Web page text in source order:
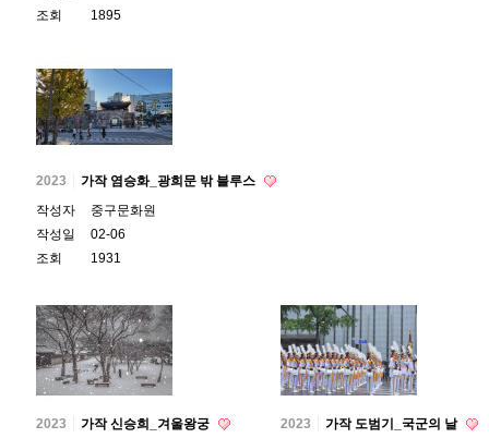
조회
1895
2023
가작 염승화_광희문 밖 블루스
작성자
중구문화원
작성일
02-06
조회
1931
2023
가작 신승희_겨울왕궁
2023
가작 도범기_국군의 날